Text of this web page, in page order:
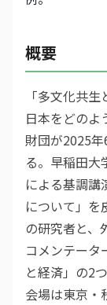
概要
「多文化共
日本をどのよ
財団が2025
る。早稲田大
による基調
について」を
の研究者と、
コメンテータ
と経済」の2
会場は東京・